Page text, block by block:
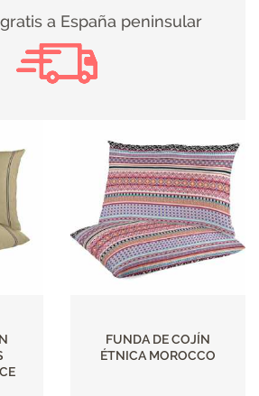
a España peninsular
FUNDA DE COJÍN
ÉTNICA MOROCCO